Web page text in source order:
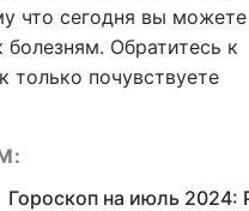
что сегодня вы
болезням. Обратитесь к
только почувствуете
Гороскоп на июль 2024: